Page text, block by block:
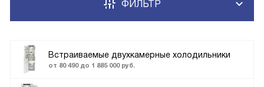
Встраиваемые двухкамерные холодильники
от 80 490 до 1 885 000 руб.
ФИЛЬТР